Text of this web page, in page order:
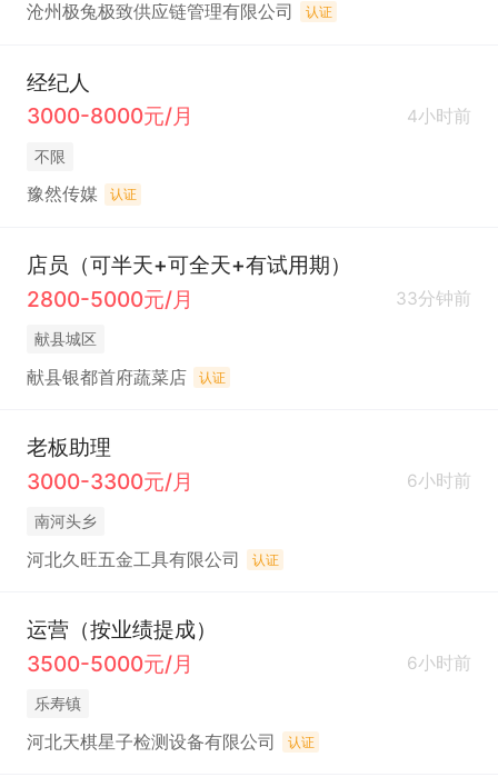
沧州极兔极致供应链管理有限公司 认证
经纪人
3000-8000元/月
4小时前
不限
豫然传媒 认证
店员（可半天+可全天+有试用期）
2800-5000元/月
33分钟前
献县城区
献县银都首府蔬菜店 认证
老板助理
3000-3300元/月
6小时前
南河头乡
河北久旺五金工具有限公司 认证
运营（按业绩提成）
3500-5000元/月
6小时前
乐寿镇
河北天棋星子检测设备有限公司 认证